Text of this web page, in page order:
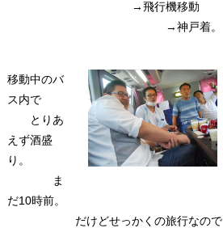
→飛行機移動
→神戸着。
移動中のバ
ス内で
とりあ
えず酒盛
り。
ま
だ10時前。
だけどせっかくの旅行なので